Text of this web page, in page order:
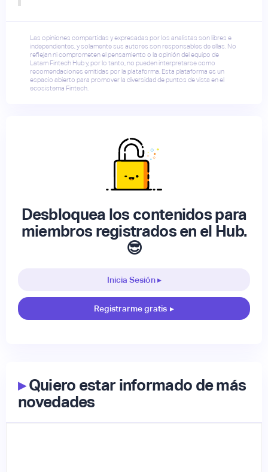
Las opiniones compartidas y expresadas por los analistas son libres e
independientes, y solamente sus autores son responsables de ellas. No
reflejan ni comprometen el pensamiento o la opinión del equipo de
Latam Fintech Hub y, por lo tanto, no pueden interpretarse como
recomendaciones emitidas por la plataforma. Esta plataforma es un
espacio abierto para promover la diversidad de puntos de vista en el
ecosistema Fintech.
Desbloquea los contenidos para
miembros registrados en el Hub.
😎
Inicia Sesión ▸
Registrarme gratis ▸
▸Quiero estar informado de más
novedades